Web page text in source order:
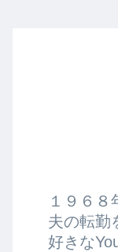
１９６８
夫の転勤
好きな